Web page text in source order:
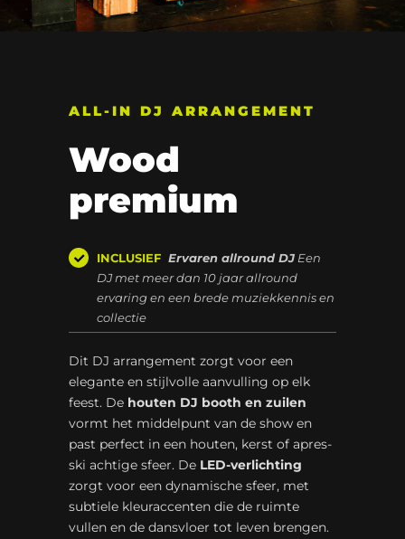
ALL-IN DJ ARRANGEMENT
Wood
premium
INCLUSIEF Ervaren allround DJ Een
DJ met meer dan 10 jaar allround
ervaring en een brede muziekkennis en
collectie
Dit DJ arrangement zorgt voor een
elegante en stijlvolle aanvulling op elk
feest. De houten DJ booth en zuilen
vormt het middelpunt van de show en
past perfect in een houten, kerst of apres-
ski achtige sfeer. De LED-verlichting
zorgt voor een dynamische sfeer, met
subtiele kleuraccenten die de ruimte
vullen en de dansvloer tot leven brengen.